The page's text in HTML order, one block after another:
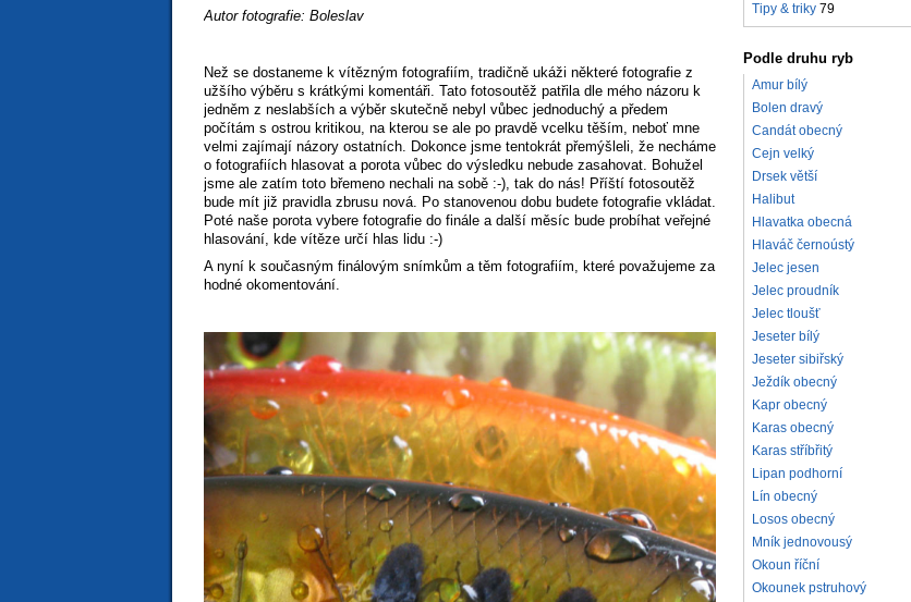
Autor fotografie: Boleslav
Než se dostaneme k vítězným fotografiím, tradičně ukáži některé fotografie z
užšího výběru s krátkými komentáři. Tato fotosoutěž patřila dle mého názoru k
jedněm z neslabších a výběr skutečně nebyl vůbec jednoduchý a předem
počítám s ostrou kritikou, na kterou se ale po pravdě vcelku těším, neboť mne
velmi zajímají názory ostatních. Dokonce jsme tentokrát přemýšleli, že necháme
o fotografiích hlasovat a porota vůbec do výsledku nebude zasahovat. Bohužel
jsme ale zatím toto břemeno nechali na sobě :-), tak do nás! Příští fotosoutěž
bude mít již pravidla zbrusu nová. Po stanovenou dobu budete fotografie vkládat.
Poté naše porota vybere fotografie do finále a další měsíc bude probíhat veřejné
hlasování, kde vítěze určí hlas lidu :-)
A nyní k současným finálovým snímkům a těm fotografiím, které považujeme za
hodné okomentování.
Tipy & triky 79
Podle druhu ryb
Amur bílý
Bolen dravý
Candát obecný
Cejn velký
Drsek větší
Halibut
Hlavatka obecná
Hlaváč černoústý
Jelec jesen
Jelec proudník
Jelec tloušť
Jeseter bílý
Jeseter sibiřský
Ježdík obecný
Kapr obecný
Karas obecný
Karas stříbřitý
Lipan podhorní
Lín obecný
Losos obecný
Mník jednovousý
Okoun říční
Okounek pstruhový